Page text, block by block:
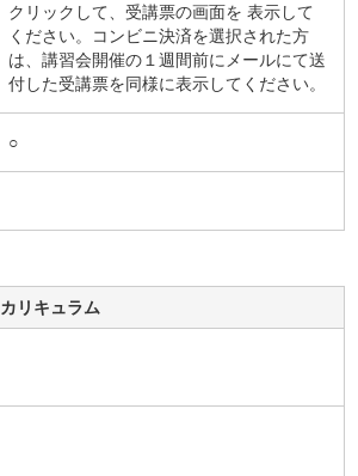
クリックして、受講票の画面を 表示して
ください。コンビニ決済を選択された方
は、講習会開催の１週間前にメールにて送
付した受講票を同様に表示してください。
○
カリキュラム